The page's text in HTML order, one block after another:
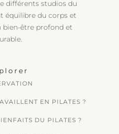
différents studios du
équilibre du corps et
bien-être profond et
EN PILATES ?
DU PILATES ?